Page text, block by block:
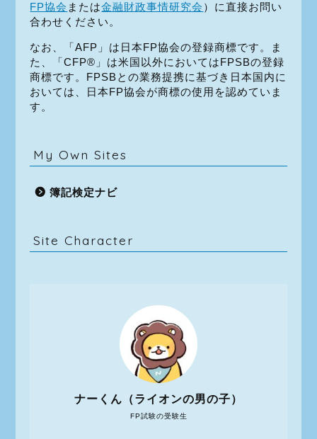
FP協会 または金融財政事情研究会 ）に直接お問い
合わせください。
なお、「AFP」は日本FP協会の登録商標です。ま
た、「CFP®」は米国以外においてはFPSBの登録
商標です。FPSBとの業務提携に基づき日本国内に
おいては、日本FP協会が商標の使用を認めていま
す。
My Own Sites
簿記検定ナビ
Site Character
FP試験の受験生
ナーくん（ライオンの男の子）